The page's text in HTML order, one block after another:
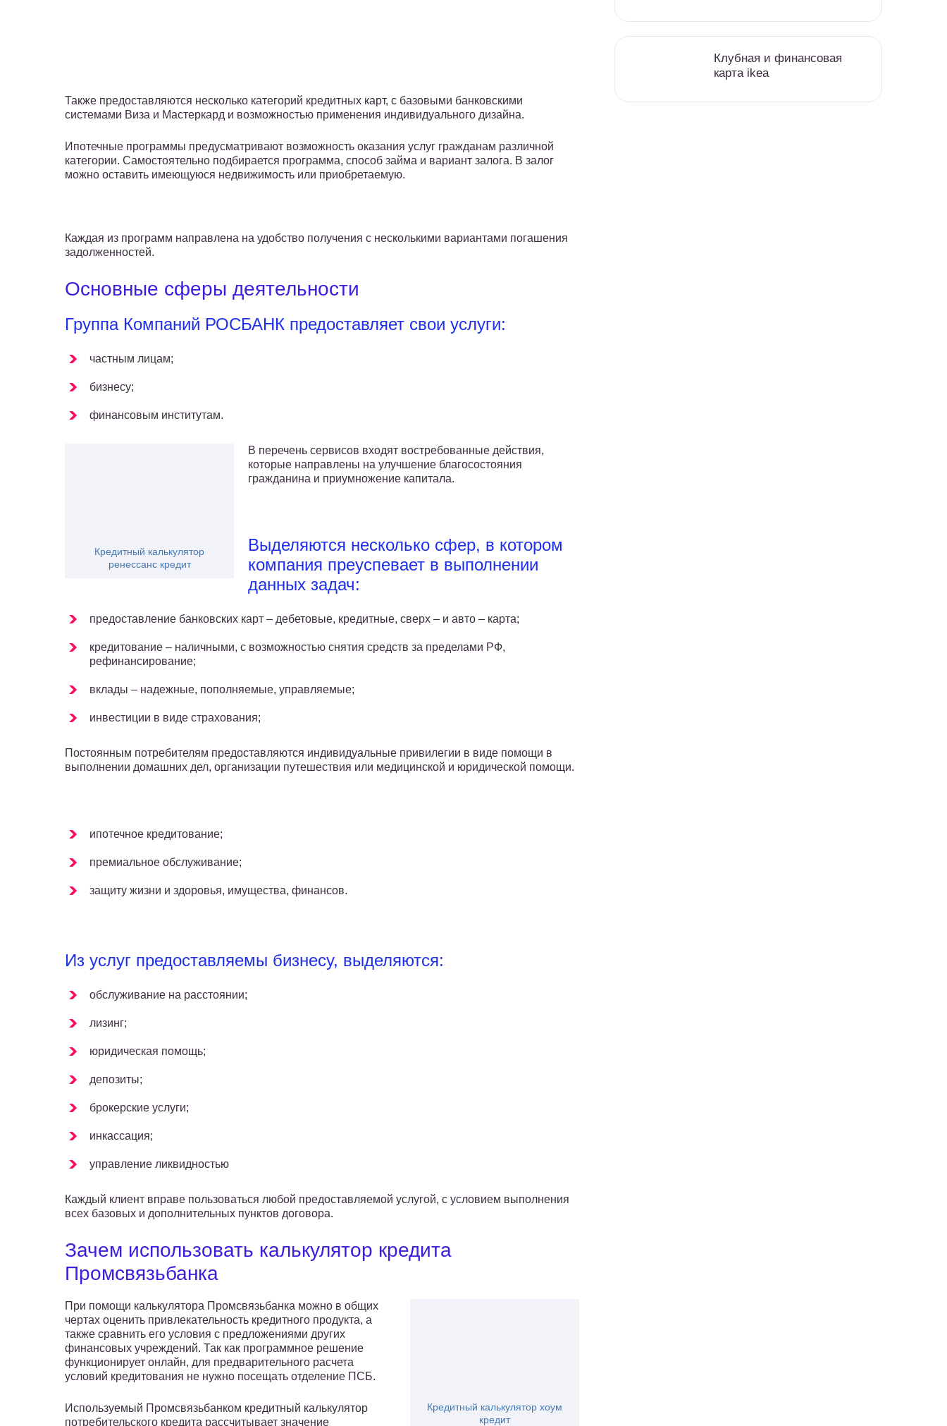
Также предоставляются несколько категорий кредитных карт, с базовыми банковскими
системами Виза и Мастеркард и возможностью применения индивидуального дизайна.
Ипотечные программы предусматривают возможность оказания услуг гражданам различной
категории. Самостоятельно подбирается программа, способ займа и вариант залога. В залог
можно оставить имеющуюся недвижимость или приобретаемую.
Каждая из программ направлена на удобство получения с несколькими вариантами погашения
задолженностей.
Основные сферы деятельности
Группа Компаний РОСБАНК предоставляет свои услуги:
частным лицам;
бизнесу;
финансовым институтам.
Кредитный калькулятор
ренессанс кредит
В перечень сервисов входят востребованные действия,
которые направлены на улучшение благосостояния
гражданина и приумножение капитала.
Выделяются несколько сфер, в котором
компания преуспевает в выполнении
данных задач:
предоставление банковских карт – дебетовые, кредитные, сверх – и авто – карта;
кредитование – наличными, с возможностью снятия средств за пределами РФ,
рефинансирование;
вклады – надежные, пополняемые, управляемые;
инвестиции в виде страхования;
Постоянным потребителям предоставляются индивидуальные привилегии в виде помощи в
выполнении домашних дел, организации путешествия или медицинской и юридической помощи.
ипотечное кредитование;
премиальное обслуживание;
защиту жизни и здоровья, имущества, финансов.
Из услуг предоставляемы бизнесу, выделяются:
обслуживание на расстоянии;
лизинг;
юридическая помощь;
депозиты;
брокерские услуги;
инкассация;
управление ликвидностью
Каждый клиент вправе пользоваться любой предоставляемой услугой, с условием выполнения
всех базовых и дополнительных пунктов договора.
Зачем использовать калькулятор кредита
Промсвязьбанка
Кредитный калькулятор хоум
кредит
При помощи калькулятора Промсвязьбанка можно в общих
чертах оценить привлекательность кредитного продукта, а
также сравнить его условия с предложениями других
финансовых учреждений. Так как программное решение
функционирует онлайн, для предварительного расчета
условий кредитования не нужно посещать отделение ПСБ.
Используемый Промсвязьбанком кредитный калькулятор
потребительского кредита рассчитывает значение
Клубная и финансовая
карта ikea